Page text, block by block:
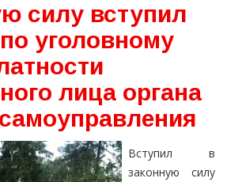
силу вступил
уголовному
лица органа
Вступил в
законную силу